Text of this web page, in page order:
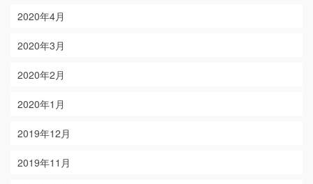
2020年4月
2020年3月
2020年2月
2020年1月
2019年12月
2019年11月